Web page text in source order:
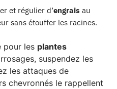
et régulier d’engrais au
sans étouffer les racines.
pour les plantes
suspendez les
les attaques de
chevronnés le rappellent